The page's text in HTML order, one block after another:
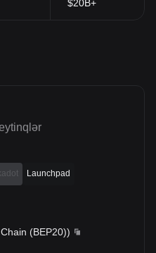
$20B+
Launchpad
(BEP20))